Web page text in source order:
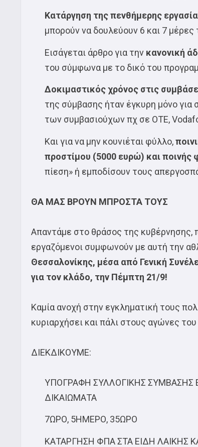
Κατάργηση της πενθήμερης ε
μπορούν να δουλεύουν 6 και 7
Εισάγεται άρθρο για την κανονική
του σύμφωνα με το δικό του
Δοκιμαστικός χρόνος στις
της σύμβασης ήταν έγκυρη μόνο για
των συμβασιούχων πχ σε ΟΤΕ,
Και για να μην κουνιέται φύλλο,
προστίμου (5000 ευρώ) και ποινής
πίεση» ή εμποδίσουν τους
ΘΑ ΜΑΣ ΒΡΟΥΝ ΜΠΡΟΣΤΑ ΤΟΥΣ
Απαντάμε στο θράσος της κυβέρνησης,
εργαζόμενοι συμφωνούν με αυτή την
Θεσσαλονίκης, μέσα από Γενική
για τον κλάδο, την Πέμπτη 21/9!
Καμία ανοχή στην εγκληματική τους
κυριαρχήσει και πάλι στους αγώνες
ΔΙΕΚΔΙΚΟΥΜΕ:
ΥΠΟΓΡΑΦΗ ΣΥΛΛΟΓΙΚΗΣ ΣΥΜΒΑΣΗΣ
ΔΙΚΑΙΩΜΑΤΑ
7ΩΡΟ, 5ΗΜΕΡΟ, 35ΩΡΟ
ΚΑΤΑΡΓΗΣΗ ΦΠΑ ΣΤΑ ΕΙΔΗ ΛΑΙΚΗΣ